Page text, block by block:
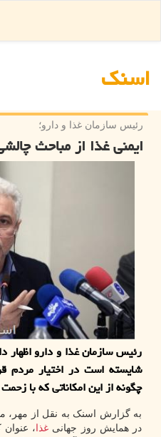
اسنك
رئیس سازمان غذا و دارو؛
ایمنی غذا از مباحث
رئیس سازمان غذا و دارو اظهار
شایسته است در اختیار مردم
چگونه از این امکاناتی که با
به گزارش اسنک به نقل از مهر،
در همایش روز جهانی غذا، عنوان